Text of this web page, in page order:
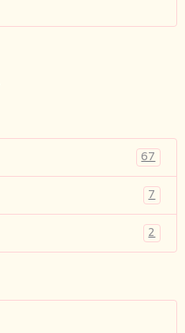
67
7
2